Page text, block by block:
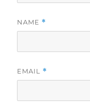
NAME *
EMAIL *